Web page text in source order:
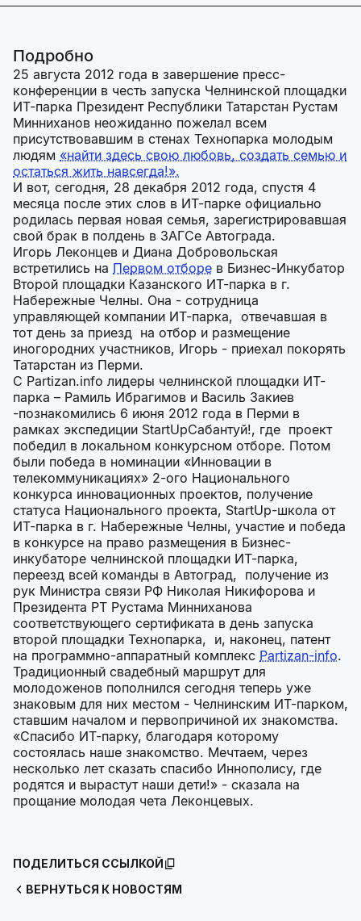
Подробно
25 августа 2012 года в завершение пресс-
конференции в честь запуска Челнинской площадки
ИТ-парка Президент Республики Татарстан Рустам
Минниханов неожиданно пожелал всем
присутствовавшим в стенах Технопарка молодым
людям «найти здесь свою любовь, создать семью и
остаться жить навсегда!».
И вот, сегодня, 28 декабря 2012 года, спустя 4
месяца после этих слов в ИТ-парке официально
родилась первая новая семья, зарегистрировавшая
свой брак в полдень в ЗАГСе Автограда.
Игорь Леконцев и Диана Добровольская
встретились на Первом отборе в Бизнес-Инкубатор
Второй площадки Казанского ИТ-парка в г.
Набережные Челны. Она - сотрудница
управляющей компании ИТ-парка, отвечавшая в
тот день за приезд на отбор и размещение
иногородних участников, Игорь - приехал покорять
Татарстан из Перми.
С Partizan.info лидеры челнинской площадки ИТ-
парка – Рамиль Ибрагимов и Василь Закиев
-познакомились 6 июня 2012 года в Перми в
рамках экспедиции StartUpСабантуй!, где проект
победил в локальном конкурсном отборе. Потом
были победа в номинации «Инновации в
телекоммуникациях» 2-ого Национального
конкурса инновационных проектов, получение
статуса Национального проекта, StartUp-школа от
ИТ-парка в г. Набережные Челны, участие и победа
в конкурсе на право размещения в Бизнес-
инкубаторе челнинской площадки ИТ-парка,
переезд всей команды в Автоград, получение из
рук Министра связи РФ Николая Никифорова и
Президента РТ Рустама Минниханова
соответствующего сертификата в день запуска
второй площадки Технопарка, и, наконец, патент
на программно-аппаратный комплекс Partizan-info.
Традиционный свадебный маршрут для
молодоженов пополнился сегодня теперь уже
знаковым для них местом - Челнинским ИТ-парком,
ставшим началом и первопричиной их знакомства.
«Спасибо ИТ-парку, благодаря которому
состоялась наше знакомство. Мечтаем, через
несколько лет сказать спасибо Иннополису, где
родятся и вырастут наши дети!» - сказала на
прощание молодая чета Леконцевых.
ВЕРНУТЬСЯ К НОВОСТЯМ
ПОДЕЛИТЬСЯ ССЫЛКОЙ